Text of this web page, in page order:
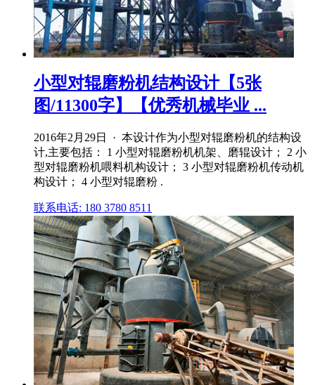
小型对辊磨粉机结构设计【5张
图/11300字】【优秀机械毕业 ...
2016年2月29日 · 本设计作为小型对辊磨粉机的结构设
计,主要包括： 1 小型对辊磨粉机机架、磨辊设计； 2 小
型对辊磨粉机喂料机构设计； 3 小型对辊磨粉机传动机
构设计； 4 小型对辊磨粉 .
联系电话: 180 3780 8511